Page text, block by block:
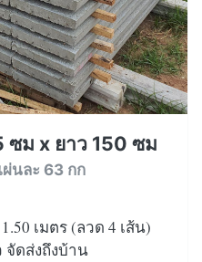
ซม x ยาว 150 ซม
นละ 63 กก
เมตร (ลวด 4 เส้น)
จัดส่งถึงบ้าน